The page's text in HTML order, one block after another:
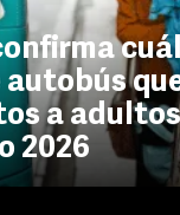
autobús
a
2026